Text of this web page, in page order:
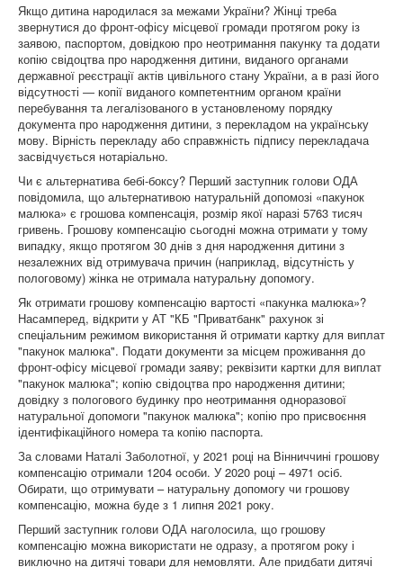
Якщо дитина народилася за межами України? Жінці треба
звернутися до фронт-офісу місцевої громади протягом року із
заявою, паспортом, довідкою про неотримання пакунку та додати
копію свідоцтва про народження дитини, виданого органами
державної реєстрації актів цивільного стану України, а в разі його
відсутності ― копії виданого компетентним органом країни
перебування та легалізованого в установленому порядку
документа про народження дитини, з перекладом на українську
мову. Вірність перекладу або справжність підпису перекладача
засвідчується нотаріально.
Чи є альтернатива бебі-боксу? Перший заступник голови ОДА
повідомила, що альтернативою натуральній допомозі «пакунок
малюка» є грошова компенсація, розмір якої наразі 5763 тисяч
гривень. Грошову компенсацію сьогодні можна отримати у тому
випадку, якщо протягом 30 днів з дня народження дитини з
незалежних від отримувача причин (наприклад, відсутність у
пологовому) жінка не отримала натуральну допомогу.
Як отримати грошову компенсацію вартості «пакунка малюка»?
Насамперед, відкрити у АТ "КБ "Приватбанк" рахунок зі
спеціальним режимом використання й отримати картку для виплат
"пакунок малюка". Подати документи за місцем проживання до
фронт-офісу місцевої громади заяву; реквізити картки для виплат
"пакунок малюка"; копію свідоцтва про народження дитини;
довідку з пологового будинку про неотримання одноразової
натуральної допомоги "пакунок малюка"; копію про присвоєння
ідентифікаційного номера та копію паспорта.
За словами Наталі Заболотної, у 2021 році на Вінниччині грошову
компенсацію отримали 1204 особи. У 2020 році – 4971 осіб.
Обирати, що отримувати – натуральну допомогу чи грошову
компенсацію, можна буде з 1 липня 2021 року.
Перший заступник голови ОДА наголосила, що грошову
компенсацію можна використати не одразу, а протягом року і
виключно на дитячі товари для немовляти. Але придбати дитячі